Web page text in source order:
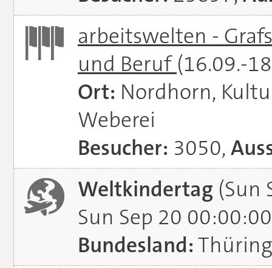
arbeitswelten -
und Beruf (16.09.-
Ort: Nordhorn,
Weberei
Besucher: 3050,
Weltkindertag (Sun
Sun Sep 20
Bundesland: